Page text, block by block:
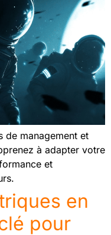
de management et
à adapter votre
et
en
pour